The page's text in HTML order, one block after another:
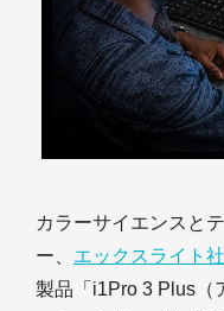
カラーサイエンスと
ー、 エックスライト社
製品「i1Pro 3 Plus（